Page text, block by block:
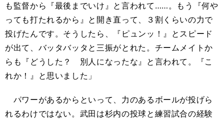
も監督から『最後までいけ』と言われて……。もう『何や
っても打たれるから』と開き直って、３割くらいの力で
投げたんです。そうしたら、『ピュンッ！』とスピード
が出て、バッタバッタと三振がとれた。チームメイトか
らも『どうした？ 別人になったな』と言われて。『こ
れか！』と思いました」
パワーがあるからといって、力のあるボールが投げら
れるわけではない。武田は杉内の投球と練習試合の経験